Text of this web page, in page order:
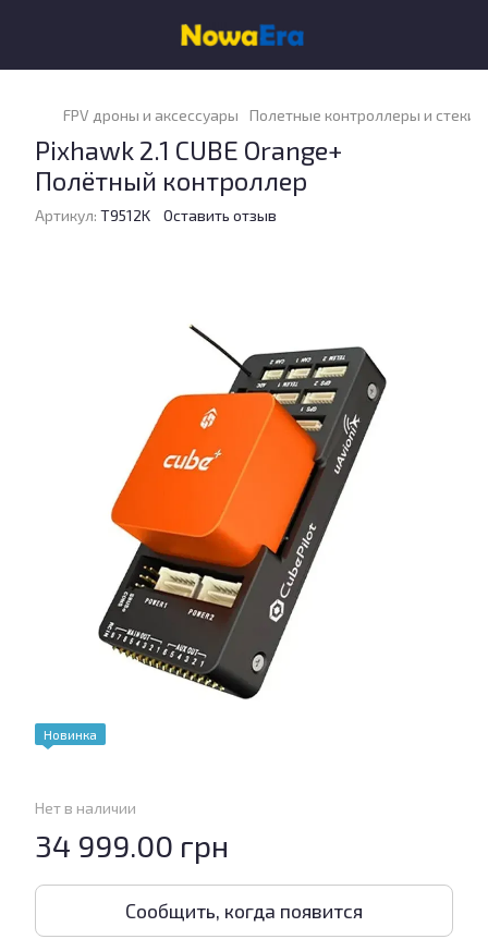
FPV дроны и аксессуары Полетные контроллеры и стеки
Pixhawk 2.1 CUBE Orange+
Полётный контроллер
Артикул: T9512K Оставить отзыв
Новинка
Нет в наличии
34 999.00 грн
Сообщить, когда появится